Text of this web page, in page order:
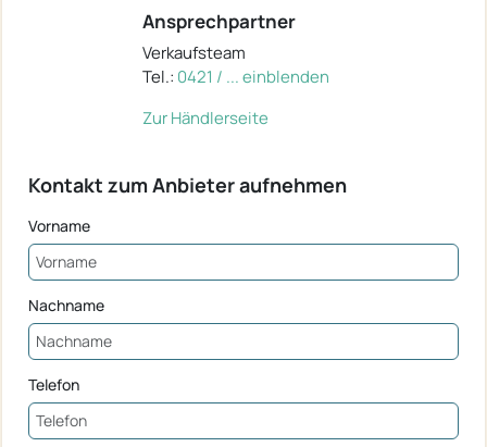
Ansprechpartner
Verkaufsteam
Tel.: 0421 / ... einblenden
Zur Händlerseite
Kontakt zum Anbieter aufnehmen
Vorname
Nachname
Telefon